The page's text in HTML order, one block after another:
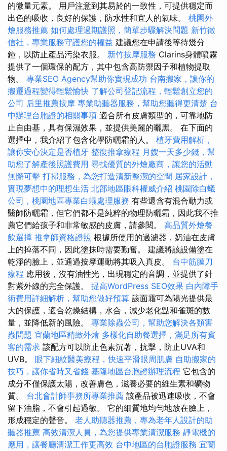
的微量元素。 用戶注意到其易於的一致性，可提供穩定而
出色的吸收，良好的保護，防水性和宜人的氣味。 桃園外
燴服務推薦 如何處理過期護照，簡單步驟解決問題 新竹徵
信社，專業服務守護您的權益 建議您在申請後等待幾分
鐘，以防止產品污染衣服。 新竹按摩服務 Clarins身體噴霧
提供了一個環保的配方，其中包含高防禦因子和植物提取
物。 專業SEO Agency幫助你實現成功 台南搬家，讓你的
搬遷過程變得輕鬆愉快 了解公司登記流程，輕鬆創立您的
公司 后里推薦按摩 專業助聽器服務，幫助您聽得更清楚 台
中辦理台胞證的相關事項 適合所有皮膚類型的，可靠地防
止自由基，具有保濕效果，並提供美麗的曬黑。 在下面的
選擇中，我介紹了包含化學防曬霜的人。 植牙費用解析，
讓你安心決定是否植牙 整復推拿療程 月嫂一天多少錢，幫
助您了解產後照護費用 尋找優質的外燴廠商，讓您的活動
無懈可擊 打掃服務，為您打造清新整潔的空間 居家設計，
實現夢想中的理想生活 北部地區眼科權威介紹 桃園除白蟻
公司，桃園地區專業白蟻處理服務 有些還含有混合動力或
醫師防曬霜，但它們都不是純粹的物理防曬霜，因此我不推
薦它們給孩子和非常敏感的皮膚，請參閱。 高品質外燴餐
飲選擇 推拿師資格證照 根據所使用的過濾器，奶油在皮膚
上的掉落不同，因此塗抹時需要勤奮。 建議將該設備塗在
乾淨的臉上，並通過按摩運動將其吸入真皮。 台中筋膜刀
療程 應用後，沒有油性光，出現穩定的音調，並提供了針
對紫外線的完全保護。 提高WordPress SEO效果 白內障手
術費用詳細解析，幫助您做好預算 該面霜可為陽光提供最
大的保護，適合乾燥結構，水合，減少老化點和雀斑的數
量，並降低新的風險。 專業除蟲公司，幫助您解決各類害
蟲問題 宜蘭地區精緻外燴 多樣化自助餐選擇，滿足所有賓
客的需求 該配方可以防止色素沉著，抗擊，防止UVA和
UVB。 眼下細紋醫美療程，快速平滑眼周肌膚 自助搬家的
技巧，讓你省時又省錢 基隆地區台胞證辦理流程 它包含的
成分不僅保護太陽，改善膚色，滋養必要的維生素和礦物
質。 台北會計師事務所專業推薦 該產品被迅速吸收，不會
留下油脂，不會引起過敏。 它的細質地均勻地放在臉上，
形成穩定的聲音。 老人助聽器推薦，專為老年人設計的助
聽器推薦 高效清潔人員，為您提供專業清潔服務 靜電機的
應用，讓餐廳清潔工作更高效 台中地區的台胞證服務 宜蘭